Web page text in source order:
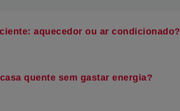
aquecedor ou ar condicionado?
quente sem gastar energia?